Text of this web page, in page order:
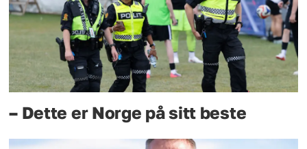
– Dette er Norge på sitt beste